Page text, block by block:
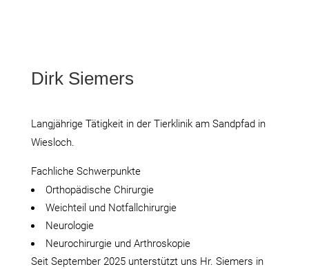
Dirk Siemers
Langjährige Tätigkeit in der Tierklinik am Sandpfad in
Wiesloch.
Fachliche Schwerpunkte
Orthopädische Chirurgie
Weichteil und Notfallchirurgie
Neurologie
Neurochirurgie und Arthroskopie
Seit September 2025 unterstützt uns Hr. Siemers in